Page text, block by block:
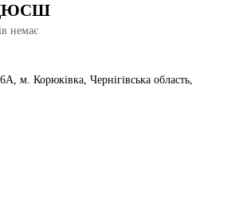
ДЮСШ
немає
м. Корюківка, Чернігівська область,